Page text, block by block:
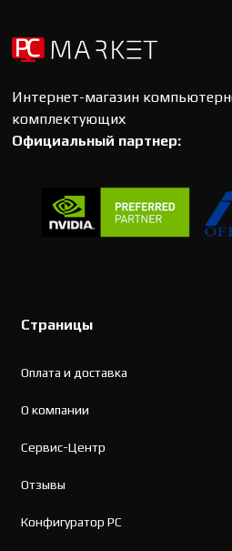
Интернет-магазин
комплектующих
Официальный партнер:
Страницы
Оплата и доставка
О компании
Сервис-Центр
Отзывы
Конфигуратор PC